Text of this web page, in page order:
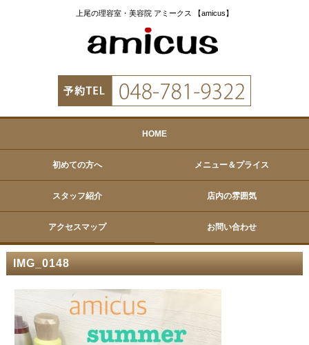
上尾の理容室・美容院 アミークス 【amicus】
HOME
初めての方へ メニュー＆プライス
スタッフ紹介 店内の雰囲気
アクセスマップ お問い合わせ
IMG_0148